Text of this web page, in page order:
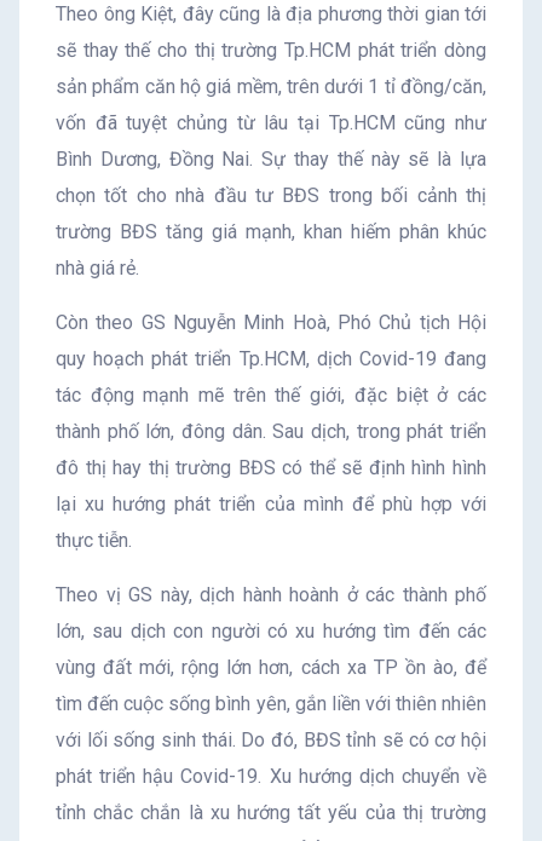
Theo ông Kiệt, đây cũng là địa phương thời gian tới
sẽ thay thế cho thị trường Tp.HCM phát triển dòng
sản phẩm căn hộ giá mềm, trên dưới 1 tỉ đồng/căn,
vốn đã tuyệt chủng từ lâu tại Tp.HCM cũng như
Bình Dương, Đồng Nai. Sự thay thế này sẽ là lựa
chọn tốt cho nhà đầu tư BĐS trong bối cảnh thị
trường BĐS tăng giá mạnh, khan hiếm phân khúc
nhà giá rẻ.
Còn theo GS Nguyễn Minh Hoà, Phó Chủ tịch Hội
quy hoạch phát triển Tp.HCM, dịch Covid-19 đang
tác động mạnh mẽ trên thế giới, đặc biệt ở các
thành phố lớn, đông dân. Sau dịch, trong phát triển
đô thị hay thị trường BĐS có thể sẽ định hình hình
lại xu hướng phát triển của mình để phù hợp với
thực tiễn.
Theo vị GS này, dịch hành hoành ở các thành phố
lớn, sau dịch con người có xu hướng tìm đến các
vùng đất mới, rộng lớn hơn, cách xa TP ồn ào, để
tìm đến cuộc sống bình yên, gắn liền với thiên nhiên
với lối sống sinh thái. Do đó, BĐS tỉnh sẽ có cơ hội
phát triển hậu Covid-19. Xu hướng dịch chuyển về
tỉnh chắc chắn là xu hướng tất yếu của thị trường